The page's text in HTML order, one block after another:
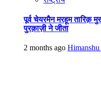
पूर्व चेयरमैन मरहूम तारिक़
पुरक़ाज़ी ने जीता
2 months ago Himanshu